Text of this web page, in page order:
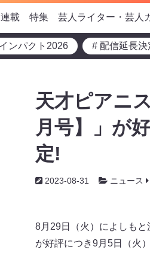
連載 特集 芸人ライター・芸人
ンパクト2026 # 配信延長決
天才ピアニ
月号】」が
定!
2023-08-31 ニュース
8月29日（火）によしもと
が好評につき9月5日（火